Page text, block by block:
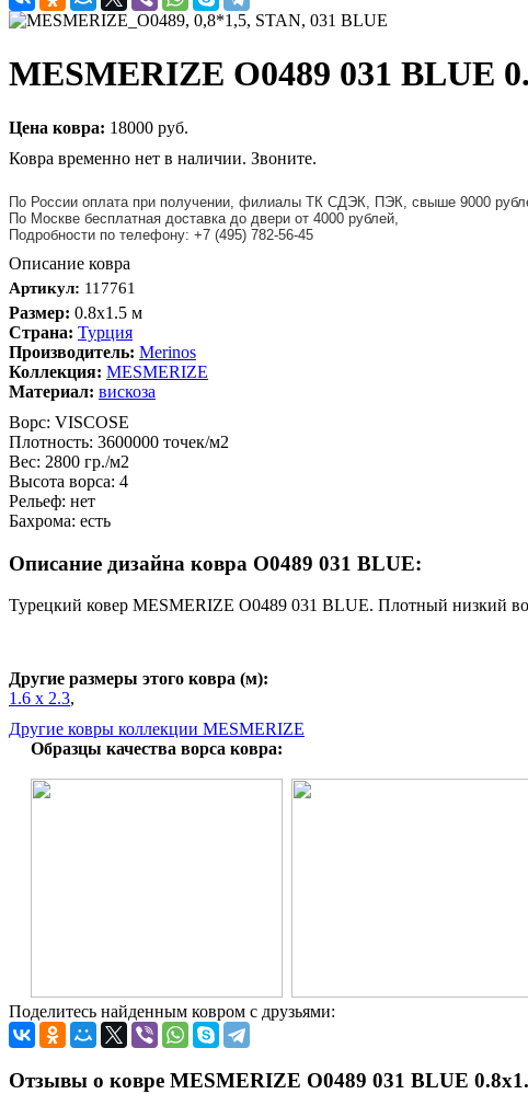
MESMERIZE O0489 031 BLUE
Цена ковра: 18000 руб.
Ковра временно нет в наличии. Звоните.
По России оплата при получении, филиалы ТК СДЭК, ПЭК, свыше 9000
По Москве бесплатная доставка до двери от 4000 рублей,
Подробности по телефону: +7 (495) 782-56-45
Описание ковра
Артикул: 117761
Размер: 0.8x1.5 м
Страна: Турция
Производитель: Merinos
Коллекция: MESMERIZE
Материал: вискоза
Ворс: VISCOSE
Плотность: 3600000 точек/м2
Вес: 2800 гр./м2
Высота ворса: 4
Рельеф: нет
Бахрома: есть
Описание дизайна ковра O0489 031 BLUE:
Турецкий ковер MESMERIZE O0489 031 BLUE. Плотный низкий
Другие размеры этого ковра (м):
1.6 x 2.3,
Другие ковры коллекции MESMERIZE
Образцы качества ворса ковра:
Поделитесь найденным ковром с друзьями:
Отзывы о ковре MESMERIZE O0489 031 BLUE